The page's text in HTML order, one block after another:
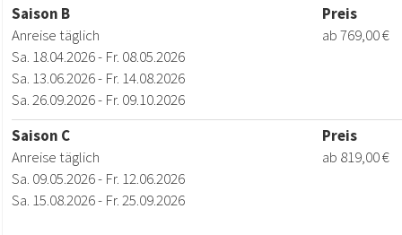
Saison B
Anreise täglich
Sa. 18.04.2026 - Fr. 08.05.2026
Sa. 13.06.2026 - Fr. 14.08.2026
Sa. 26.09.2026 - Fr. 09.10.2026
Preis
ab 769,00 €
Saison C
Anreise täglich
Sa. 09.05.2026 - Fr. 12.06.2026
Sa. 15.08.2026 - Fr. 25.09.2026
Preis
ab 819,00 €